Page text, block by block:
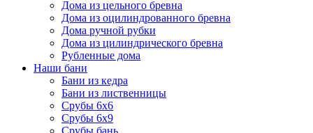
Дома из цельного бревна
Дома из оцилиндрованного бревна
Дома ручной рубки
Дома из цилиндрического бревна
Рубленные дома
Наши бани
Бани из кедра
Бани из лиственницы
Срубы 6х6
Срубы 6х9
Срубы бань